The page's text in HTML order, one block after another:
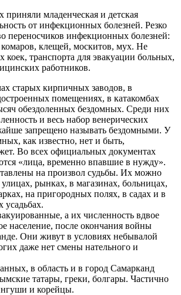
младенческая и детская
от инфекционных болезней. Резко
переносчиков инфекционных болезней:
клещей, москитов, мух. Не
коек, транспорта для эвакуации больных,
работников.
старых кирпичных заводов, в
помещениях, в катакомбах
обездоленных бездомных. Среди них
и весь набор венерических
запрещено называть бездомными. У
как известно, нет и быть,
Во всех официальных документах
«лица, временно впавшие в нужду».
на произвол судьбы. Их можно
улицах, рынках, в магазинах, больницах,
на пригородных полях, в садах и в
усадьбах.
а их численность вдвое
население, после окончания войны
Они живут в условиях небывалой
даже нет смены нательного и
в область и в город Самарканд
татары, греки, болгары. Частично
и корейцы.